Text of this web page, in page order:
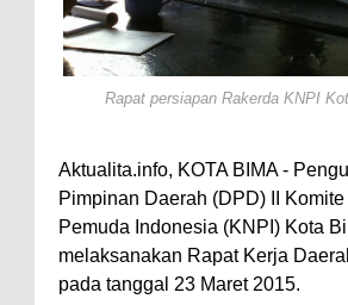
Sanggar
Satpolairud
Gabungan
Perairan
Perkuat
Kapolres Bima
Kejari dan
Rapat persiapan Rakerda KNPI
Aktualita.info, KOTA BIMA -
Pimpinan Daerah (DPD) II Komite
Pemuda Indonesia (KNPI) Kota
melaksanakan Rapat Kerja
pada tanggal 23 Maret 2015.